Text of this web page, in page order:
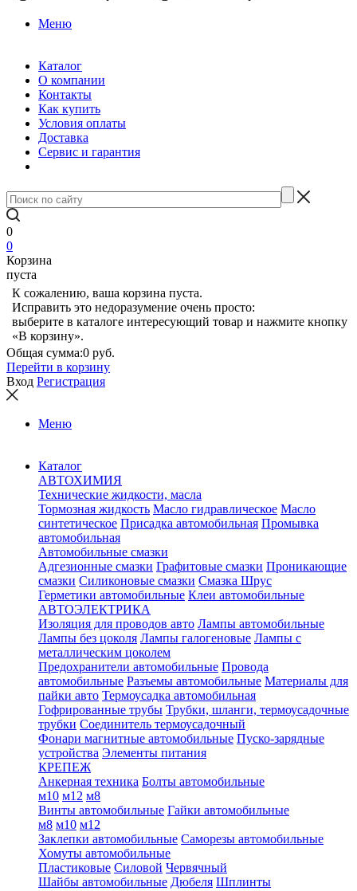
Меню
Каталог
О компании
Контакты
Как купить
Условия оплаты
Доставка
Сервис и гарантия
0
0
Корзина
пуста
К сожалению, ваша корзина пуста.
Исправить это недоразумение очень просто:
выберите в каталоге интересующий товар и нажмите кнопку
«В корзину».
Общая сумма:0 руб.
Перейти в корзину
Вход Регистрация
Меню
Каталог
АВТОХИМИЯ
Технические жидкости, масла
Тормозная жидкость Масло гидравлическое Масло
синтетическое Присадка автомобильная Промывка
автомобильная
Автомобильные смазки
Адгезионные смазки Графитовые смазки Проникающие
смазки Силиконовые смазки Смазка Шрус
Герметики автомобильные Клеи автомобильные
АВТОЭЛЕКТРИКА
Изоляция для проводов авто Лампы автомобильные
Лампы без цоколя Лампы галогеновые Лампы с
металлическим цоколем
Предохранители автомобильные Провода
автомобильные Разъемы автомобильные Материалы для
пайки авто Термоусадка автомобильная
Гофрированные трубы Трубки, шланги, термоусадочные
трубки Соединитель термоусадочный
Фонари магнитные автомобильные Пуско-зарядные
устройства Элементы питания
КРЕПЕЖ
Анкерная техника Болты автомобильные
м10 м12 м8
Винты автомобильные Гайки автомобильные
м8 м10 м12
Заклепки автомобильные Саморезы автомобильные
Хомуты автомобильные
Пластиковые Силовой Червячный
Шайбы автомобильные Дюбеля Шплинты